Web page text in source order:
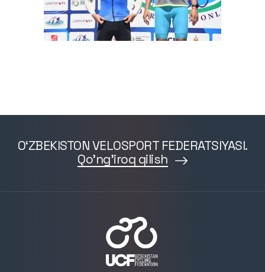
O‘ZBEKISTON VELOSPORT FEDERATSIYASI.
Qo'ng'iroq qilish